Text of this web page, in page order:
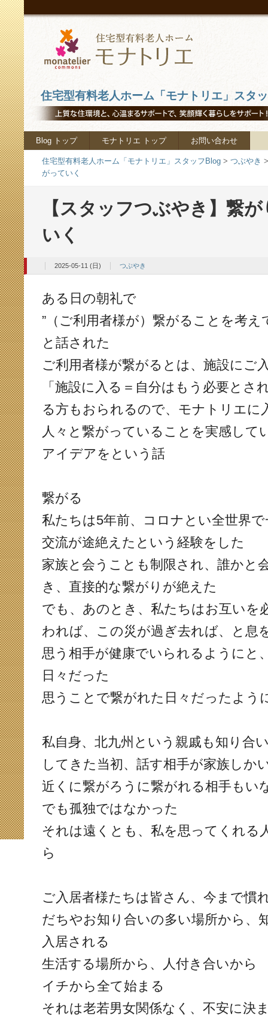
住宅型有料老人ホーム「モナトリエ」スタ
Blog トップ モナトリエ トップ お問い合わせ
住宅型有料老人ホーム「モナトリエ」スタッフBlog > つぶやき
がっていく
【スタッフつぶやき】繋
いく
2025-05-11 (日) つぶやき
ある日の朝礼で
”（ご利用者様が）繋がることを考え
と話された
ご利用者様が繋がるとは、施設にご
「施設に入る＝自分はもう必要とさ
る方もおられるので、モナトリエに
人々と繋がっていることを実感して
アイデアをという話
繋がる
私たちは5年前、コロナとい全世界
交流が途絶えたという経験をした
家族と会うことも制限され、誰かと
き、直接的な繋がりが絶えた
でも、あのとき、私たちはお互いを
われば、この災が過ぎ去れば、と息
思う相手が健康でいられるようにと
日々だった
思うことで繋がれた日々だったよう
私自身、北九州という親戚も知り合
してきた当初、話す相手が家族しか
近くに繋がろうに繋がれる相手もい
でも孤独ではなかった
それは遠くとも、私を思ってくれる
ら
ご入居者様たちは皆さん、今まで慣
だちやお知り合いの多い場所から、
入居される
生活する場所から、人付き合いから
イチから全て始まる
それは老若男女関係なく、不安に決